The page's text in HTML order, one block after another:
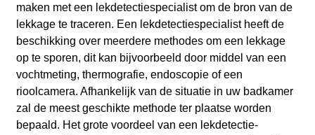
maken met een lekdetectiespecialist om de bron van de
lekkage te traceren. Een lekdetectiespecialist heeft de
beschikking over meerdere methodes om een lekkage
op te sporen, dit kan bijvoorbeeld door middel van een
vochtmeting, thermografie, endoscopie of een
rioolcamera. Afhankelijk van de situatie in uw badkamer
zal de meest geschikte methode ter plaatse worden
bepaald. Het grote voordeel van een lekdetectie-